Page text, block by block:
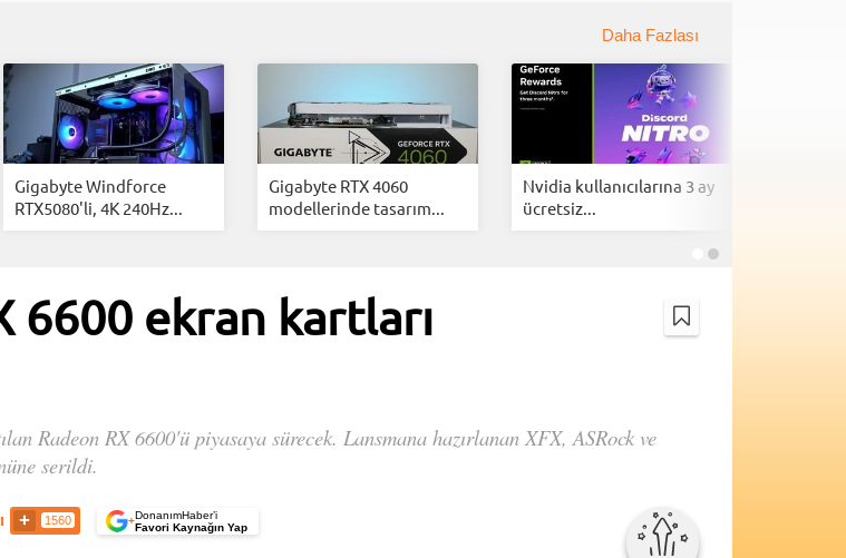
Çöktü Mü
Daha Fazlası
Gigabyte Windforce
RTX5080'li, 4K 240Hz...
Gigabyte RTX 4060
modellerinde tasarım...
Nvidia kullanıcılarına 3 ay
ücretsiz...
6600 ekran kartları
Radeon RX 6600'ü piyasaya sürecek. Lansmana hazırlanan XFX, ASRock ve
serildi.
1560 +DonanımHaber’i
Favori Kaynağın Yap